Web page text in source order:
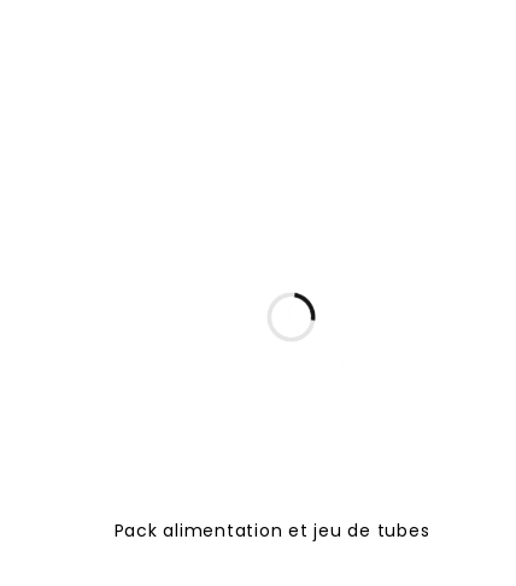
Pack alimentation et jeu de tubes